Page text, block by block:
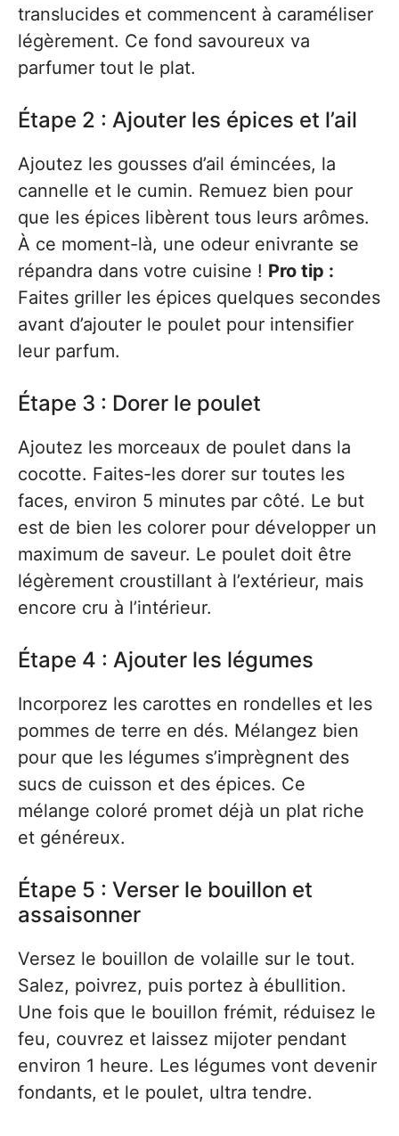
translucides et commencent à caraméliser
légèrement. Ce fond savoureux va
parfumer tout le plat.
Étape 2 : Ajouter les épices et l’ail
Ajoutez les gousses d’ail émincées, la
cannelle et le cumin. Remuez bien pour
que les épices libèrent tous leurs arômes.
À ce moment-là, une odeur enivrante se
répandra dans votre cuisine ! Pro tip :
Faites griller les épices quelques secondes
avant d’ajouter le poulet pour intensifier
leur parfum.
Étape 3 : Dorer le poulet
Ajoutez les morceaux de poulet dans la
cocotte. Faites-les dorer sur toutes les
faces, environ 5 minutes par côté. Le but
est de bien les colorer pour développer un
maximum de saveur. Le poulet doit être
légèrement croustillant à l’extérieur, mais
encore cru à l’intérieur.
Étape 4 : Ajouter les légumes
Incorporez les carottes en rondelles et les
pommes de terre en dés. Mélangez bien
pour que les légumes s’imprègnent des
sucs de cuisson et des épices. Ce
mélange coloré promet déjà un plat riche
et généreux.
Étape 5 : Verser le bouillon et
assaisonner
Versez le bouillon de volaille sur le tout.
Salez, poivrez, puis portez à ébullition.
Une fois que le bouillon frémit, réduisez le
feu, couvrez et laissez mijoter pendant
environ 1 heure. Les légumes vont devenir
fondants, et le poulet, ultra tendre.